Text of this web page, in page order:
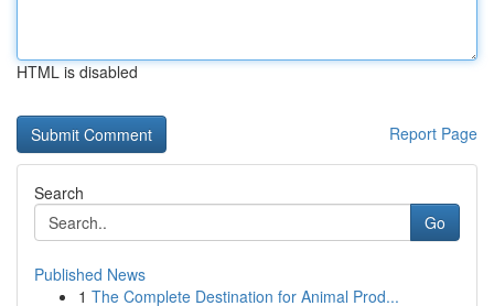
HTML is disabled
Report Page
Search
Go
Published News
1 The Complete Destination for Animal Prod...